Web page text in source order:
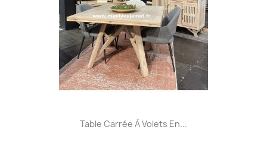
Table Carrée À Volets En...